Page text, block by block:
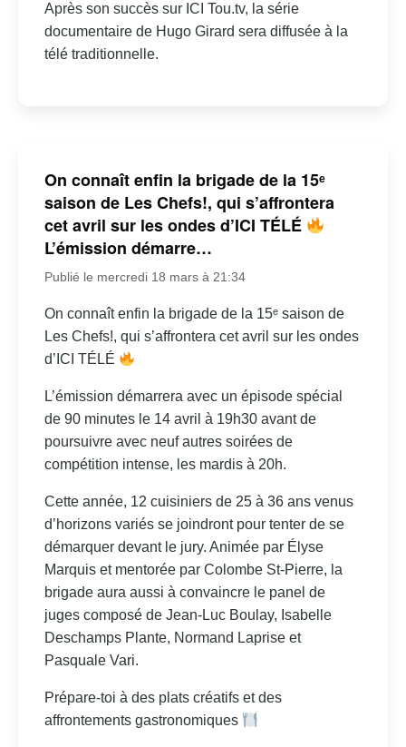
Après son succès sur ICI Tou.tv, la série
documentaire de Hugo Girard sera diffusée à la
télé traditionnelle.
On connaît enfin la brigade de la 15ᵉ
saison de Les Chefs!, qui s’affrontera
cet avril sur les ondes d’ICI TÉLÉ
L’émission démarre…
Publié le mercredi 18 mars à 21:34
On connaît enfin la brigade de la 15ᵉ saison de
Les Chefs!, qui s’affrontera cet avril sur les ondes
d’ICI TÉLÉ
L’émission démarrera avec un épisode spécial
de 90 minutes le 14 avril à 19h30 avant de
poursuivre avec neuf autres soirées de
compétition intense, les mardis à 20h.
Cette année, 12 cuisiniers de 25 à 36 ans venus
d’horizons variés se joindront pour tenter de se
démarquer devant le jury. Animée par Élyse
Marquis et mentorée par Colombe St-Pierre, la
brigade aura aussi à convaincre le panel de
juges composé de Jean-Luc Boulay, Isabelle
Deschamps Plante, Normand Laprise et
Pasquale Vari.
Prépare‑toi à des plats créatifs et des
affrontements gastronomiques